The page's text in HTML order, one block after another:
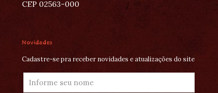
CEP 02563-000
Novidades
Cadastre-se pra receber novidades e atualizações do site